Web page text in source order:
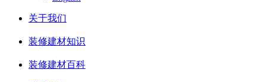
关于我们
装修建材知识
装修建材百科